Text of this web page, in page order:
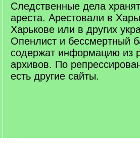
Следственные дела
ареста. Арестовали в
Харькове или в других
Опенлист и бессмертный
содержат информацию из
архивов. По
есть другие сайты.